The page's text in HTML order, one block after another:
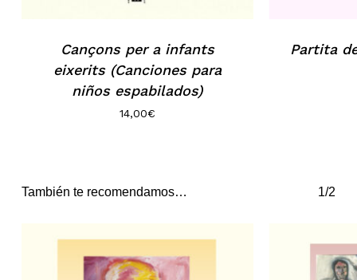
Cançons per a infants
eixerits (Canciones para
niños espabilados)
14,00€
Partita
También te recomendamos… 1/2